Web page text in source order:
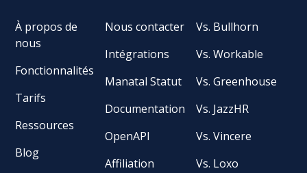
À propos de
nous
Fonctionnalités
Tarifs
Ressources
Blog
Nous contacter
Intégrations
Manatal Statut
Documentation
OpenAPI
Affiliation
Vs. Bullhorn
Vs. Workable
Vs. Greenhouse
Vs. JazzHR
Vs. Vincere
Vs. Loxo